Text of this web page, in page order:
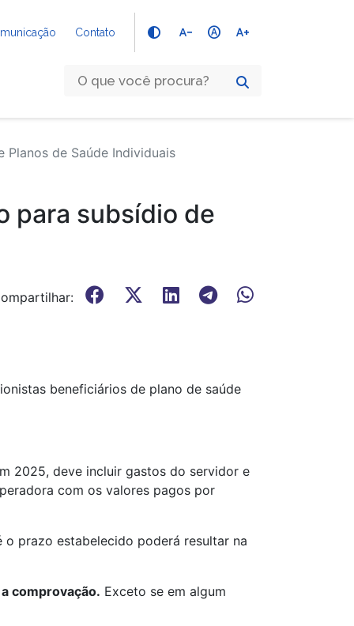
Contato text_decrease hdr_auto text_increase
de Saúde Individuais
para subsídio de
beneficiários de plano de saúde
2025, deve incluir gastos do servidor e
com os valores pagos por
prazo estabelecido poderá resultar na
comprovação. Exceto se em algum